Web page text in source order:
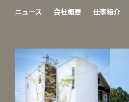
ニュース 会社概要 仕事紹介